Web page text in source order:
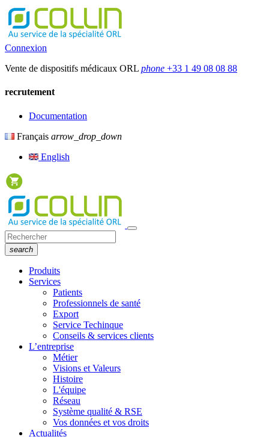
Connexion
Vente de dispositifs médicaux ORL phone +33 1 49 08 08 88
recrutement
Documentation
Français arrow_drop_down
English
search
Produits
Services
Patients
Professionnels de santé
Export
Service Techinque
Conseils & services clients
L’entreprise
Métier
Visions et Valeurs
Histoire
L'équipe
Réseau
Système qualité & RSE
Vos données et vos droits
Actualités